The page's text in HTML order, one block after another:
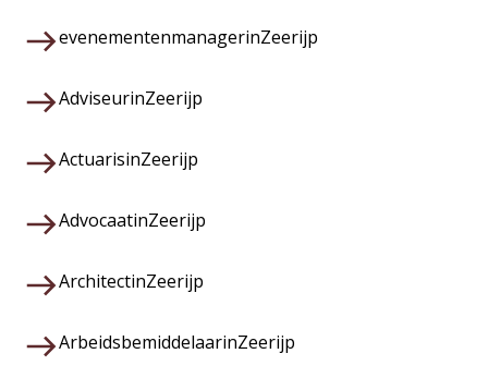
evenementenmanagerinZeerijp
AdviseurinZeerijp
ActuarisinZeerijp
AdvocaatinZeerijp
ArchitectinZeerijp
ArbeidsbemiddelaarinZeerijp